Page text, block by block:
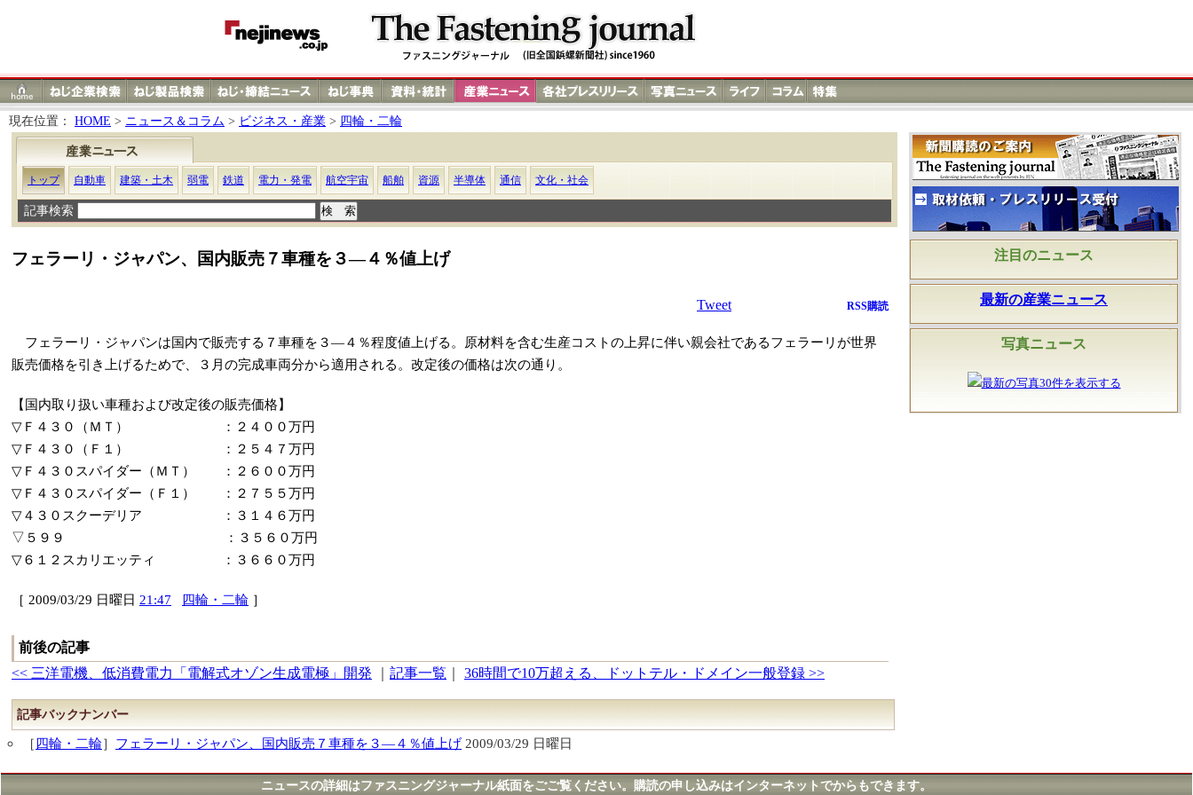
現在位置： HOME > ニュース＆コラム > ビジネス・産業 > 四輪・二輪
トップ 自動車 建築・土木 弱電 鉄道 電力・発電 航空宇宙 船舶 資源 半導体 通信 文化・社会
記事検索
フェラーリ・ジャパン、国内販売７車種を３―４％値上げ
Tweet RSS購読
フェラーリ・ジャパンは国内で販売する７車種を３―４％程度値上げる。原材料を含む生産コストの上昇に伴い親会社であるフェラーリが世界
販売価格を引き上げるためで、３月の完成車両分から適用される。改定後の価格は次の通り。
【国内取り扱い車種および改定後の販売価格】
▽Ｆ４３０（ＭＴ） ：２４００万円
▽Ｆ４３０（Ｆ１） ：２５４７万円
▽Ｆ４３０スパイダー（ＭＴ） ：２６００万円
▽Ｆ４３０スパイダー（Ｆ１） ：２７５５万円
▽４３０スクーデリア ：３１４６万円
▽５９９ ：３５６０万円
▽６１２スカリエッティ ：３６６０万円
［ 2009/03/29 日曜日 21:47 四輪・二輪 ］
前後の記事
<< 三洋電機、低消費電力「電解式オゾン生成電極」開発
記事一覧 36時間で10万超える、ドットテル・ドメイン一般登録 >>
記事バックナンバー
［四輪・二輪］ フェラーリ・ジャパン、国内販売７車種を３―４％値上げ 2009/03/29 日曜日
注目のニュース
最新の産業ニュース
写真ニュース
最新の写真30件を表示する
ニュースの詳細はファスニングジャーナル紙面をごご覧ください。購読の申し込みはインターネットでからもできます。